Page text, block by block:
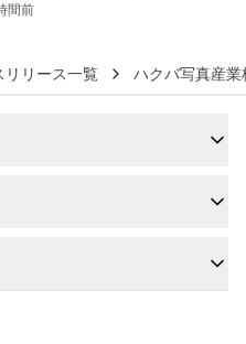
間前
リリース一覧 ハクバ写真産業